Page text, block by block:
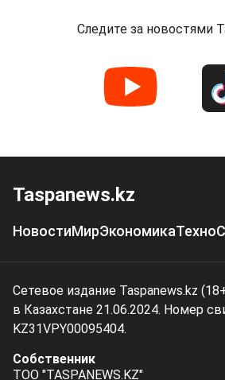
Следите за новостями
Taspanews.kz
НовостиМирЭкономикаТехно
Сетевое издание Taspanews.kz
в Казахстане 21.06.2024. Номер
KZ31VPY00095404.
Собственник
ТОО "TASPANEWS.KZ"